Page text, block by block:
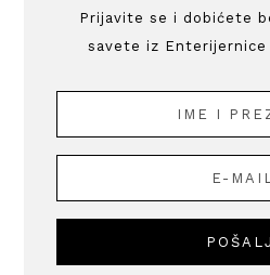
Prijavite se i dobićete
savete iz Enterijernice